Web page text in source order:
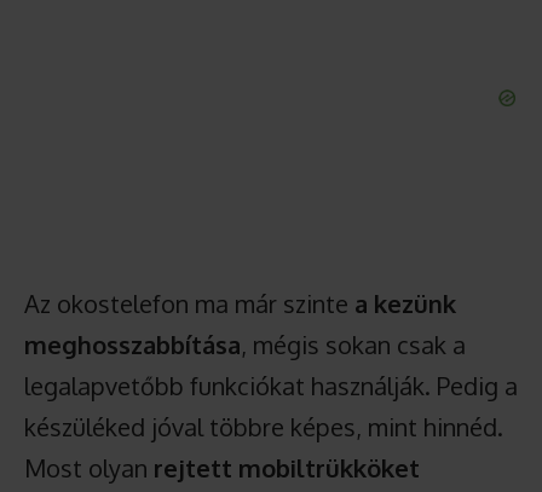
Az okostelefon ma már szinte a kezünk
meghosszabbítása, mégis sokan csak a
legalapvetőbb funkciókat használják. Pedig a
készüléked jóval többre képes, mint hinnéd.
Most olyan rejtett mobiltrükköket